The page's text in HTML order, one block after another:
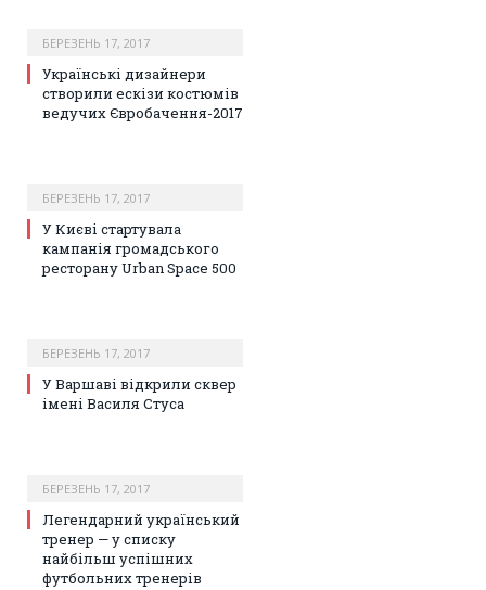
БЕРЕЗЕНЬ 17, 2017
Українські дизайнери
створили ескізи костюмів
ведучих Євробачення-2017
БЕРЕЗЕНЬ 17, 2017
У Києві стартувала
кампанія громадського
ресторану Urban Space 500
БЕРЕЗЕНЬ 17, 2017
У Варшаві відкрили сквер
імені Василя Стуса
БЕРЕЗЕНЬ 17, 2017
Легендарний український
тренер — у списку
найбільш успішних
футбольних тренерів